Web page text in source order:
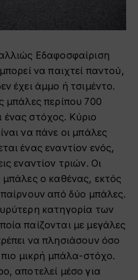
Εδαφοσφαίριση
να παιχτεί παντού,
έχει άμμο ή τσιμέντο.
μπάλες περίπου 700
ένας στόχος. Κύριο
να πάνε οι μπάλες
ένας εναντίον ενός,
εναντίον τριών. Οι
μπάλες ο καθένας, εκτός
από δύο μπάλες.
κατηγορία των
παίζονται με μεγάλες
να πλησιάσουν όσο
πιο μικρή μπάλα-στόχο.
αποτελεί μέσο για